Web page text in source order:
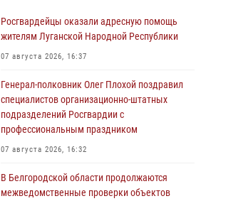
Росгвардейцы оказали адресную помощь
жителям Луганской Народной Республики
07 августа 2026, 16:37
Генерал-полковник Олег Плохой поздравил
специалистов организационно-штатных
подразделений Росгвардии с
профессиональным праздником
07 августа 2026, 16:32
В Белгородской области продолжаются
межведомственные проверки объектов